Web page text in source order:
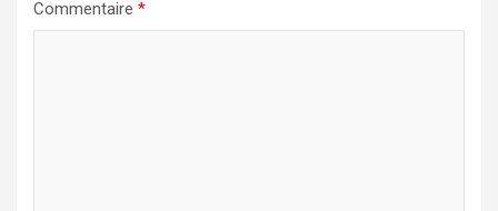
Commentaire *